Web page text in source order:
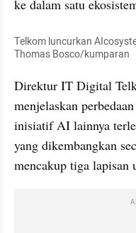
ke dalam satu
Telkom luncurkan
Thomas Bosco/kumparan
Direktur IT Digital
menjelaskan
inisiatif AI lainnya
yang dikembangkan
mencakup tiga lapisan